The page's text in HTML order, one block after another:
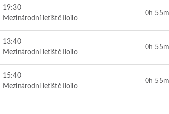
19:30
Mezinárodní letiště Iloilo
0h 55m
13:40
Mezinárodní letiště Iloilo
0h 55m
15:40
Mezinárodní letiště Iloilo
0h 55m